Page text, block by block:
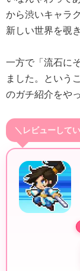
から渋いキャラ
新しい世界を覗
一方で「流石に
ました。という
のガチ紹介をや
＼レビューして